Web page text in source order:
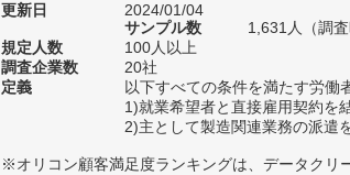
更新日
2024/01/04
サンプル数
1,631人（調
規定人数
100人以上
調査企業数
20社
定義
以下すべての条件を満たす労働
1)就業希望者と直接雇用契約を
2)主として製造関連業務の派遣
※オリコン顧客満足度ランキングは、データクリ